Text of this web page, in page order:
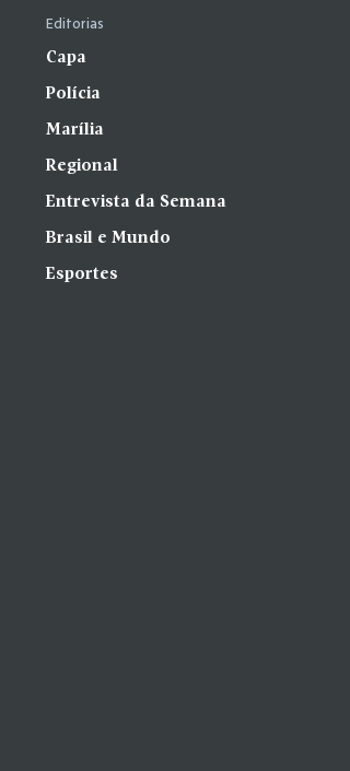
Editorias
Capa
Polícia
Marília
Regional
Entrevista da Semana
Brasil e Mundo
Esportes